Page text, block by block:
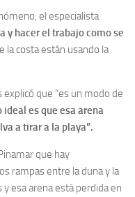
el especialista
y hacer el trabajo como se
la costa están usando la
que “es un modo de
ideal es que esa arena
a tirar a la playa”.
que hay
rampas entre la duna y la
esa arena está perdida en